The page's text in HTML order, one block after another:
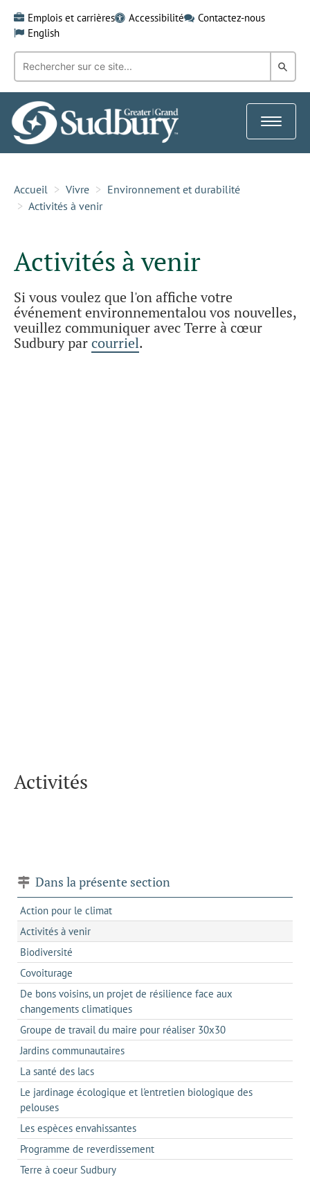
content
Emplois et carrières Accessibilité
Contactez-nous
English
Recherche
mot-
clé:
dans
Toggle
Accueil Vivre
Environnement et durabilité
Activités à venir
Activités à venir
Si vous voulez que l'on affiche votre
événement environnementalou vos nouvelles,
veuillez communiquer avec Terre à cœur
Sudbury parcourriel.
Activités
Dans la présente section
Action pour le climat
Activités à venir
Biodiversité
Covoiturage
De bons voisins, un projet de résilience face aux
changements climatiques
Groupe de travail du maire pour réaliser 30x30
Jardins communautaires
La santé des lacs
Le jardinage écologique et l'entretien biologique des
pelouses
Les espèces envahissantes
Programme de reverdissement
Terre à coeur Sudbury